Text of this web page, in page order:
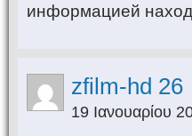
информацией
zfilm-hd 26
19 Ιανουαρίου